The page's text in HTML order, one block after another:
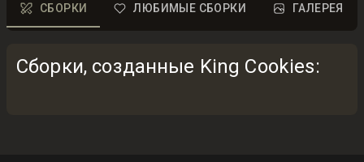
СБОРКИ ЛЮБИМЫЕ СБОРКИ ГАЛЕРЕЯ
Сборки, созданные King Cookies: